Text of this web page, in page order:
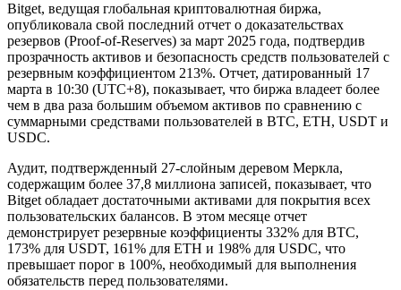
Bitget, ведущая глобальная криптовалютная биржа,
опубликовала свой последний отчет о доказательствах
резервов (Proof-of-Reserves) за март 2025 года, подтвердив
прозрачность активов и безопасность средств пользователей с
резервным коэффициентом 213%. Отчет, датированный 17
марта в 10:30 (UTC+8), показывает, что биржа владеет более
чем в два раза большим объемом активов по сравнению с
суммарными средствами пользователей в BTC, ETH, USDT и
USDC.
Аудит, подтвержденный 27-слойным деревом Меркла,
содержащим более 37,8 миллиона записей, показывает, что
Bitget обладает достаточными активами для покрытия всех
пользовательских балансов. В этом месяце отчет
демонстрирует резервные коэффициенты 332% для BTC,
173% для USDT, 161% для ETH и 198% для USDC, что
превышает порог в 100%, необходимый для выполнения
обязательств перед пользователями.